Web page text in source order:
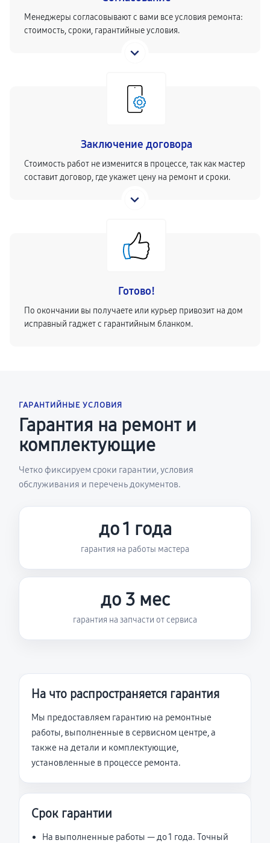
Менеджеры согласовывают с вами все условия ремонта:
стоимость, сроки, гарантийные условия.
Заключение договора
Стоимость работ не изменится в процессе, так как мастер
составит договор, где укажет цену на ремонт и сроки.
Готово!
По окончании вы получаете или курьер привозит на дом
исправный гаджет с гарантийным бланком.
ГАРАНТИЙНЫЕ УСЛОВИЯ
Гарантия на ремонт и
комплектующие
Четко фиксируем сроки гарантии, условия
обслуживания и перечень документов.
до 1 года
гарантия на работы мастера
до 3 мес
гарантия на запчасти от сервиса
На что распространяется гарантия
Мы предоставляем гарантию на ремонтные
работы, выполненные в сервисном центре, а
также на детали и комплектующие,
установленные в процессе ремонта.
Срок гарантии
На выполненные работы — до 1 года. Точный